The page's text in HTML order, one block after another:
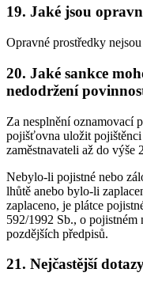
19. Jaké jsou
Opravné prostředky
20. Jaké sankce
nedodržení
Za nesplnění oznamovací
pojišťovna uložit
zaměstnavateli až do výše
Nebylo-li pojistné nebo
lhůtě anebo bylo-li
zaplaceno, je plátce
592/1992 Sb., o
pozdějších předpisů.
21. Nejčastější